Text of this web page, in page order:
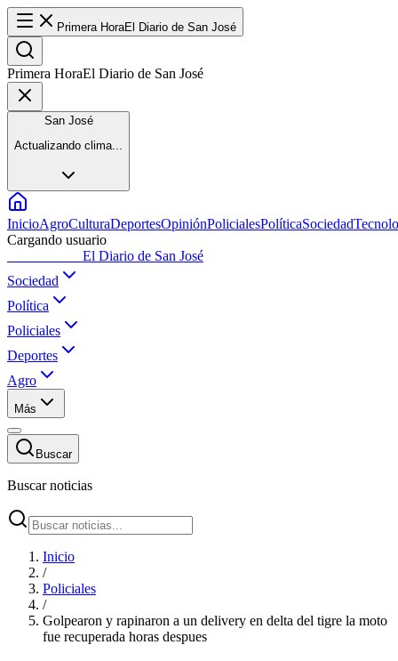
Primera HoraEl Diario de San José
Primera HoraEl Diario de San José
San José
Actualizando clima...
InicioAgroCulturaDeportesOpiniónPolicialesPolíticaSociedad
Cargando usuario
El Diario de San José
Sociedad
Política
Policiales
Deportes
Agro
Más
Buscar
Buscar noticias
Inicio
/
Policiales
/
Golpearon y rapinaron a un delivery en delta del tigre la moto
fue recuperada horas despues